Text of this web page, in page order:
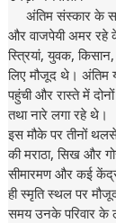
अंतिम संस्कार के
और वाजपेयी अमर रहे
स्त्रियां, युवक,
लिए मौजूद थे। अंतिम
पहुंची और रास्ते में
तथा नारे लगा रहे थे।
इस मौके पर तीनों
की मराठा, सिख और
सीमारमण और कई
ही स्मृति स्थल पर
समय उनके परिवार के